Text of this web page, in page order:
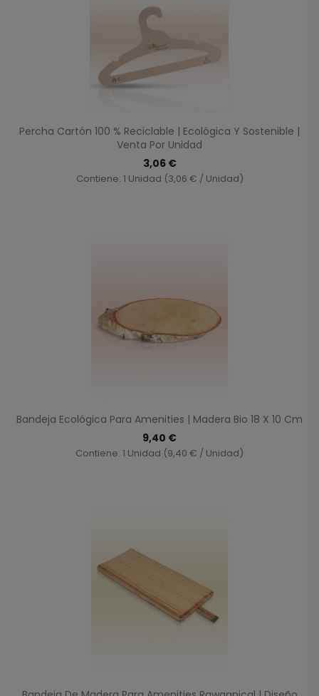
Percha Cartón 100 % Reciclable | Ecológica Y Sostenible |
Venta Por Unidad
3,06 €
Contiene: 1 Unidad (3,06 € / Unidad)
Bandeja Ecológica Para Amenities | Madera Bio 18 X 10 Cm
9,40 €
Contiene: 1 Unidad (9,40 € / Unidad)